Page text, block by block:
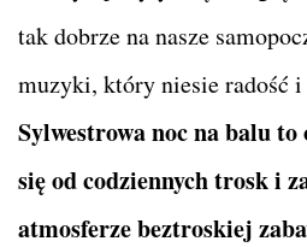
tak dobrze na nasze
muzyki, który niesie radość i
Sylwestrowa noc na balu
się od codziennych trosk i
atmosferze beztroskiej